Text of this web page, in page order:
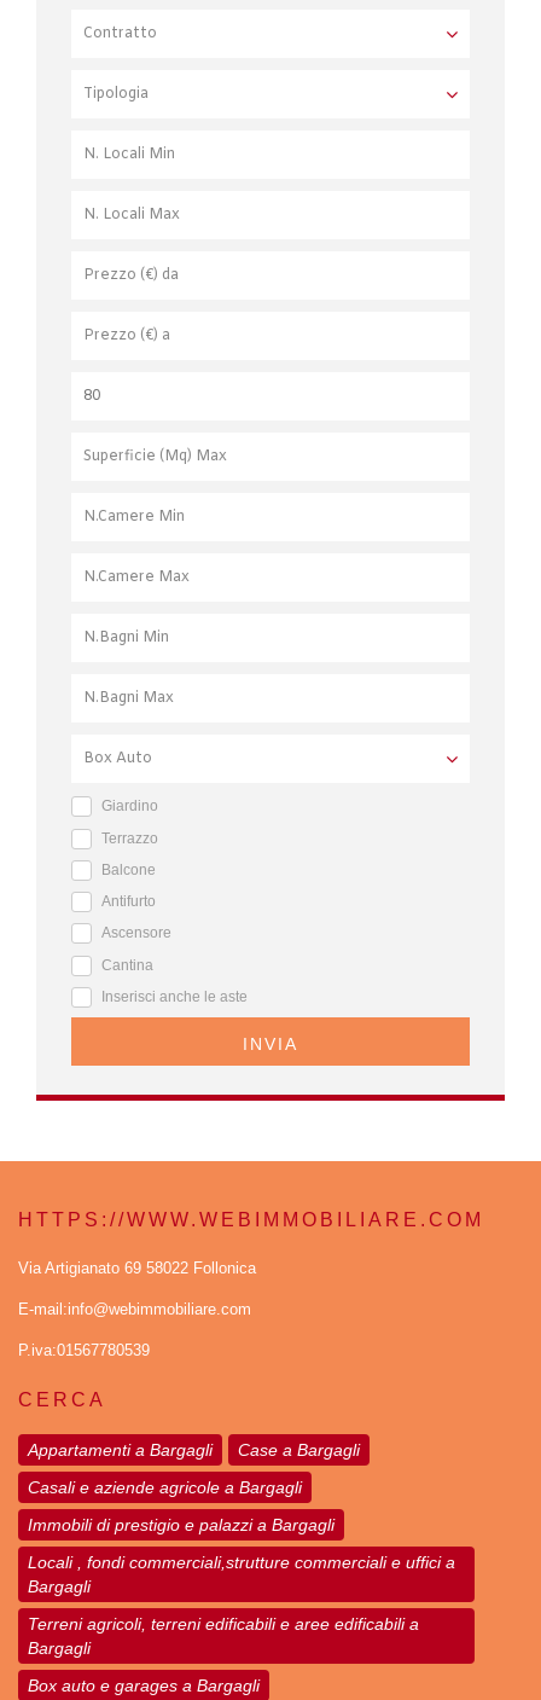
Giardino
Terrazzo
Balcone
Antifurto
Ascensore
Cantina
Inserisci anche le aste
INVIA
HTTPS://WWW.WEBIMMOBILIARE.COM
Via Artigianato 69 58022 Follonica
E-mail:info@webimmobiliare.com
P.iva:01567780539
CERCA
Appartamenti a Bargagli
Case a Bargagli
Casali e aziende agricole a Bargagli
Immobili di prestigio e palazzi a Bargagli
Locali , fondi commerciali,strutture commerciali e uffici a
Bargagli
Terreni agricoli, terreni edificabili e aree edificabili a
Bargagli
Box auto e garages a Bargagli